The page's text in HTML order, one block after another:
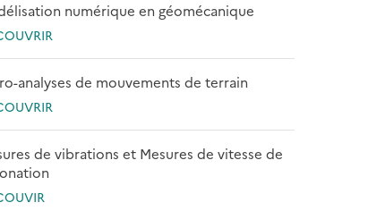
numérique en géomécanique
analyses de mouvements de terrain
de vibrations et Mesures de vitesse de